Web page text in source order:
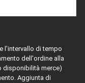
l'intervallo di tempo
dell'ordine alla
disponibilità merce)
Aggiunta di